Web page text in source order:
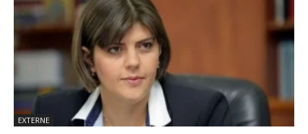
EXTERNE